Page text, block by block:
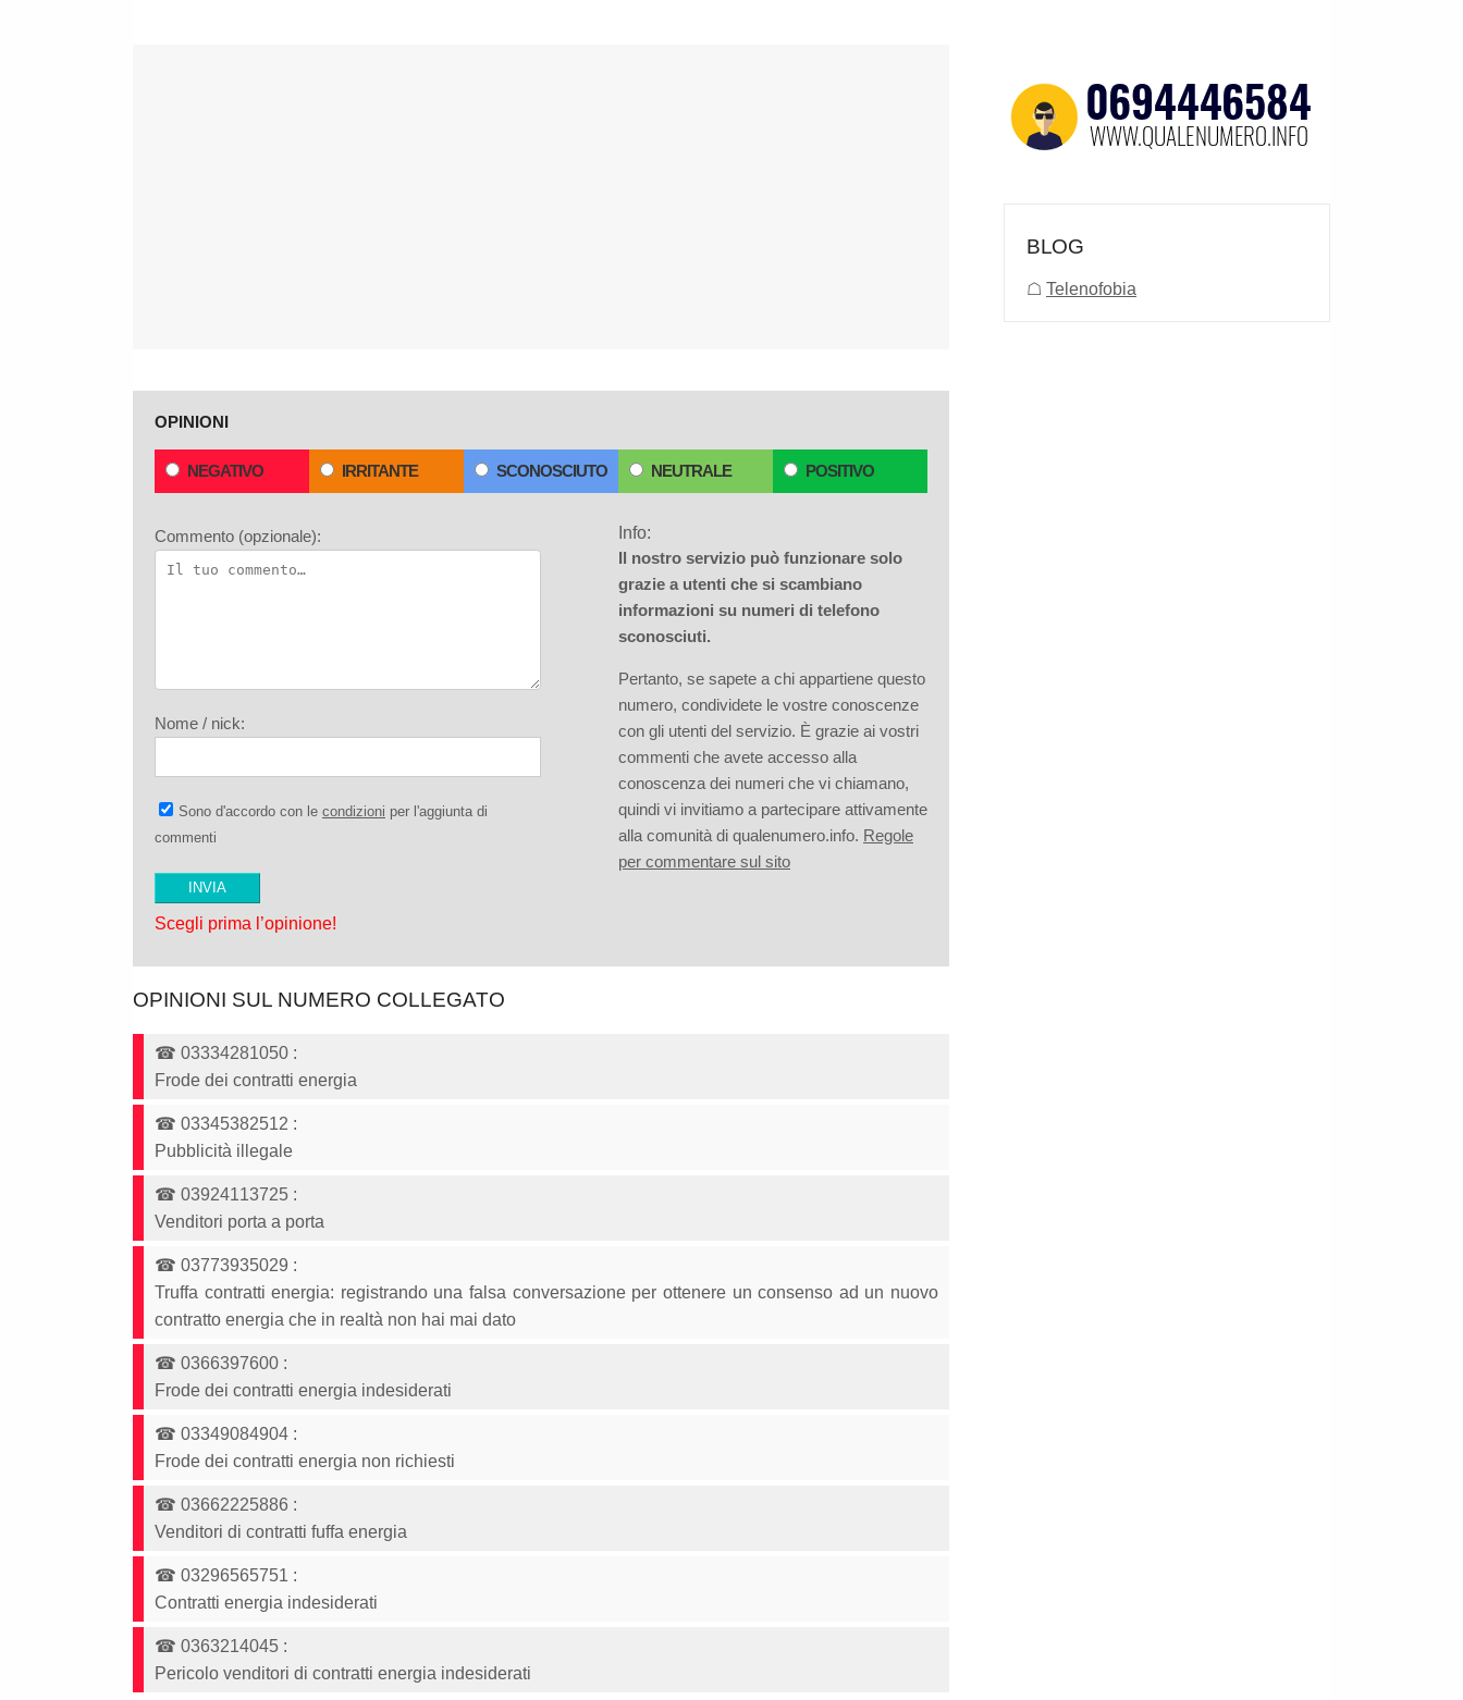
OPINIONI
NEGATIVO IRRITANTE SCONOSCIUTO NEUTRALE POSITIVO
Commento (opzionale):
Nome / nick:
Sono d'accordo con le condizioni per l'aggiunta di
commenti
Scegli prima l’opinione!
Info:
Il nostro servizio può funzionare solo
grazie a utenti che si scambiano
informazioni su numeri di telefono
sconosciuti.
Pertanto, se sapete a chi appartiene questo
numero, condividete le vostre conoscenze
con gli utenti del servizio. È grazie ai vostri
commenti che avete accesso alla
conoscenza dei numeri che vi chiamano,
quindi vi invitiamo a partecipare attivamente
alla comunità di qualenumero.info. Regole
per commentare sul sito
OPINIONI SUL NUMERO COLLEGATO
☎ 03334281050 :
Frode dei contratti energia
☎ 03345382512 :
Pubblicità illegale
☎ 03924113725 :
Venditori porta a porta
☎ 03773935029 :
Truffa contratti energia: registrando una falsa conversazione per ottenere un consenso ad un nuovo
contratto energia che in realtà non hai mai dato
☎ 0366397600 :
Frode dei contratti energia indesiderati
☎ 03349084904 :
Frode dei contratti energia non richiesti
☎ 03662225886 :
Venditori di contratti fuffa energia
☎ 03296565751 :
Contratti energia indesiderati
☎ 0363214045 :
Pericolo venditori di contratti energia indesiderati
BLOG
☖ Telenofobia